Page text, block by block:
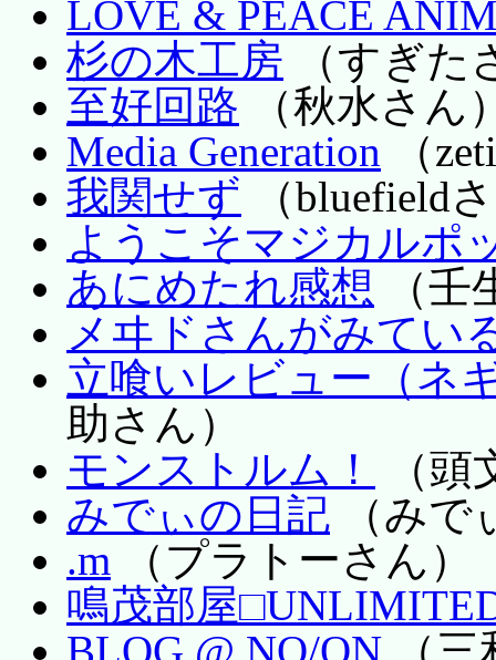
LOVE & PEACE
杉の木工房 （すぎた
至好回路 （秋水さん
Media Generation （
我関せず （bluefield
ようこそマジカルポ
あにめたれ感想 （壬
メヰドさんがみてい
立喰いレビュー（ネ
助さん）
モンストルム！
（頭
みでぃの日記 （みで
.m （プラトーさん）
鳴茂部屋